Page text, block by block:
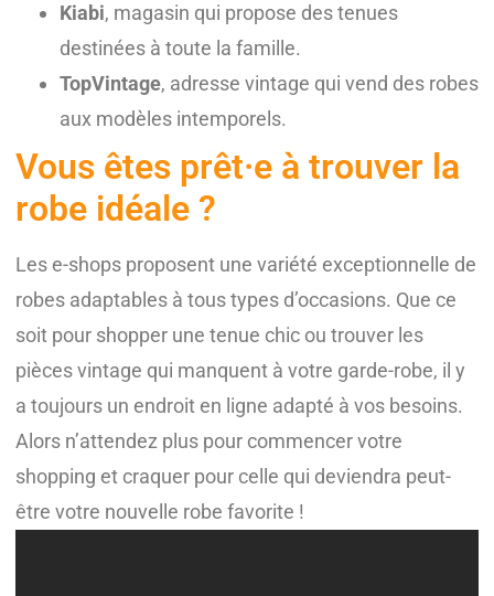
Kiabi, magasin qui propose des tenues
destinées à toute la famille.
TopVintage, adresse vintage qui vend des robes
aux modèles intemporels.
Vous êtes prêt·e à trouver la
robe idéale ?
Les e-shops proposent une variété exceptionnelle de
robes adaptables à tous types d’occasions. Que ce
soit pour shopper une tenue chic ou trouver les
pièces vintage qui manquent à votre garde-robe, il y
a toujours un endroit en ligne adapté à vos besoins.
Alors n’attendez plus pour commencer votre
shopping et craquer pour celle qui deviendra peut-
être votre nouvelle robe favorite !